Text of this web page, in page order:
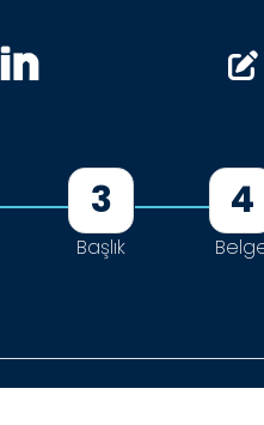
3
Başlık
4